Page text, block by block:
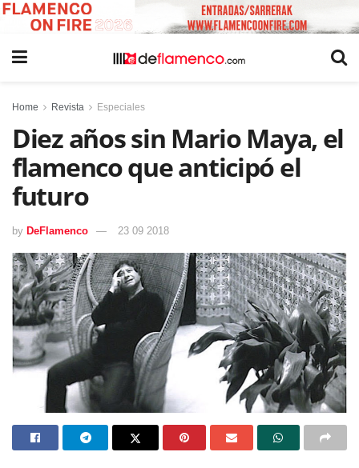
Home Revista Especiales
Diez años sin Mario Maya, el
flamenco que anticipó el
futuro
by DeFlamenco 23 09 2018